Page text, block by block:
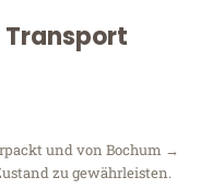
und von Bochum →
zu gewährleisten.